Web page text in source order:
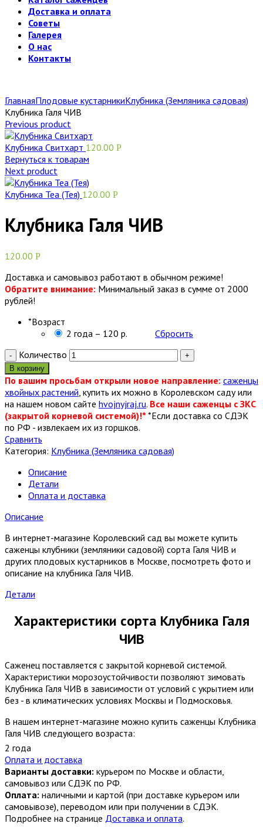
Доставка и оплата
Советы
Галерея
О нас
Контакты
ГлавнаяПлодовые кустарникиКлубника (Земляника садовая)
Клубника Галя ЧИВ
Previous product
Клубника Свитхарт 120.00 Р
Вернуться к товарам
Next product
Клубника Теа (Тея) 120.00 Р
Клубника Галя ЧИВ
120.00 Р
Доставка и самовывоз работают в обычном режиме!
Обратите внимание: Минимальный заказ в сумме от 2000
рублей!
*Возраст
2 года – 120 р.
Сбросить
Количество
В корзину
По вашим просьбам открыли новое направление: саженцы
хвойных растений , купить их можно в Королевском саду или
на нашем новом сайте hvojnyjraj.ru. Все наши саженцы с ЗКС
(закрытой корневой системой)!* *Если доставка со СДЭК
по РФ - извлекаем их из горшков.
Сравнить
Категория: Клубника (Земляника садовая)
Описание
Детали
Оплата и доставка
Описание
В интернет-магазине Королевский сад вы можете купить
саженцы клубники (земляники садовой) сорта Галя ЧИВ и
других плодовых кустарников в Москве, посмотреть фото и
описание на клубника Галя ЧИВ.
Детали
Характеристики сорта Клубника Галя
ЧИВ
Саженец поставляется с закрытой корневой системой.
Характеристики морозоустойчивости позволяют зимовать
Клубника Галя ЧИВ в зависимости от условий с укрытием или
без - в климатических условиях Москвы и Подмосковья.
В нашем интернет-магазине можно купить саженцы Клубника
Галя ЧИВ следующего возраста:
2 года
Оплата и доставка
Варианты доставки: курьером по Москве и области,
самовывоз или СДЭК по РФ.
Оплата: наличными и картой (при доставке курьером или
самовывозе), переводом или при получении в СДЭК.
Подробнее на странице Доставка и оплата.